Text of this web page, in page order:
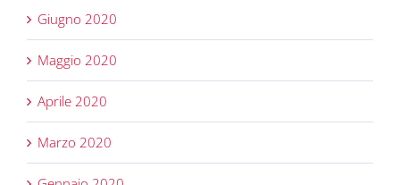
Giugno 2020
Maggio 2020
Aprile 2020
Marzo 2020